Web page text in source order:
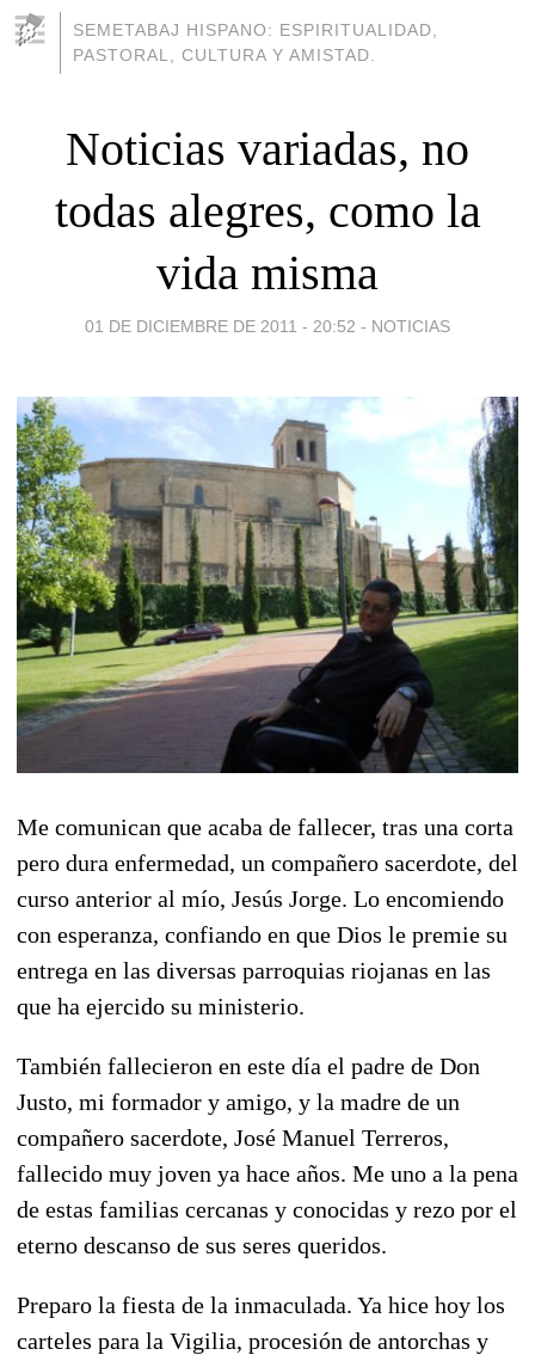
SEMETABAJ HISPANO: ESPIRITUALIDAD,
PASTORAL, CULTURA Y AMISTAD.
Noticias variadas, no
todas alegres, como la
vida misma
01 DE DICIEMBRE DE 2011 - 20:52 - NOTICIAS
Me comunican que acaba de fallecer, tras una corta
pero dura enfermedad, un compañero sacerdote, del
curso anterior al mío, Jesús Jorge. Lo encomiendo
con esperanza, confiando en que Dios le premie su
entrega en las diversas parroquias riojanas en las
que ha ejercido su ministerio.
También fallecieron en este día el padre de Don
Justo, mi formador y amigo, y la madre de un
compañero sacerdote, José Manuel Terreros,
fallecido muy joven ya hace años. Me uno a la pena
de estas familias cercanas y conocidas y rezo por el
eterno descanso de sus seres queridos.
Preparo la fiesta de la inmaculada. Ya hice hoy los
carteles para la Vigilia, procesión de antorchas y